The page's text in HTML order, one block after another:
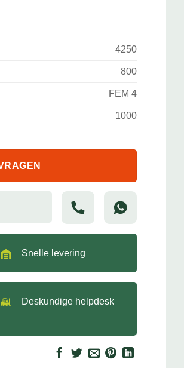
4250
800
FEM 4
1000
Snelle levering
Deskundige helpdesk